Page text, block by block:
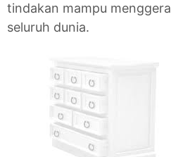
tindakan mampu
seluruh dunia.